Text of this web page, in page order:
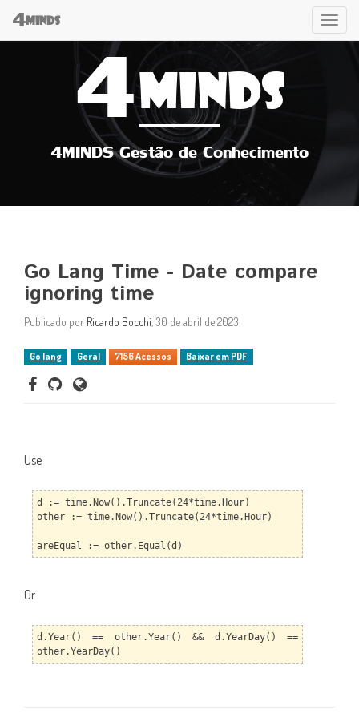
4MINDS 4MINDS
4MINDS Gestão de Conhecimento
Go Lang Time - Date compare
ignoring time
Publicado por Ricardo Bocchi, 30 de abril de 2023
Go lang Geral 7156 Acessos Baixar em PDF
Use
d := time.Now().Truncate(24*time.Hour)
other := time.Now().Truncate(24*time.Hour)
areEqual := other.Equal(d)
Or
d.Year() == other.Year() && d.YearDay() ==
other.YearDay()